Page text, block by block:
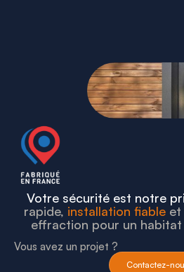
Votre sécurité est notre
rapide, installation fiable et
effraction pour un
Vous avez un projet ?
Contactez-